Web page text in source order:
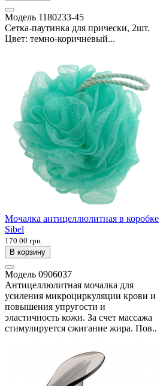
Модель 1180233-45
Сетка-паутинка для прически, 2шт.
Цвет: темно-коричневый...
Мочалка антицеллюлитная в коробке
Sibel
170.00 грн.
В корзину
Модель 0906037
Антицеллюлитная мочалка для
усиления микроциркуляции крови и
повышения упругости и
эластичность кожи. За счет массажа
стимулируется сжигание жира. Пов..